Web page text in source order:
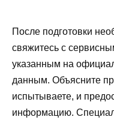
После подготовки
свяжитесь с
указанным на
данным. Объясните
испытываете, и
информацию.